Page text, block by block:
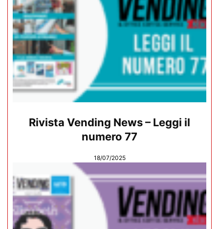
Rivista Vending News – Leggi il
numero 77
18/07/2025